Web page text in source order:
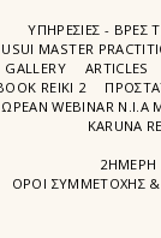
ΥΠΗΡΕΣΙΕΣ - ΒΡΕΣ
USUI MASTER
GALLERY
ARTICLES
REIKI 2
WEBINAR
KARUNA
2ΗΜΕΡΗ
ΌΡΟΙ ΣΥΜΜΕΤΟΧΉΣ